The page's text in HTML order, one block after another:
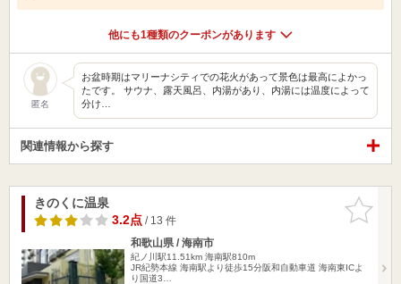
他にも1種類のクーポンがあります
匿名
お盆時期はマリーナシティでの花火があって景色は最高によかっ
たです。 サウナ、露天風呂、内湯があり、内湯には温度によって
分け…
関連情報から探す
お気に入
りに追加
きのくに温泉
3.2点/ 13 件
和歌山県 / 海南市
紀ノ川駅11.51km 海南駅810m
JR紀勢本線 海南駅より徒歩15分阪和自動車道 海南東ICよ
り国道3…